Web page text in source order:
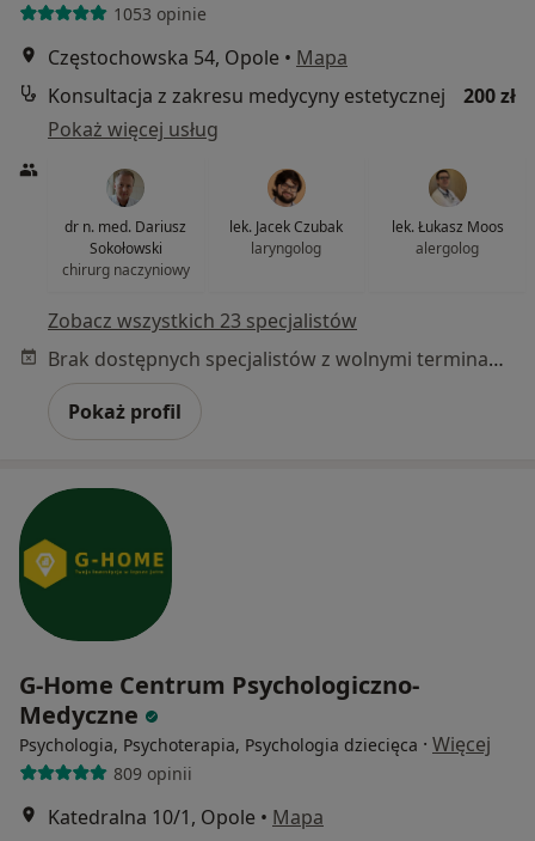
1053 opinie
Częstochowska 54, Opole • Mapa
Konsultacja z zakresu medycyny estetycznej
200 zł
Pokaż więcej usług
dr n. med. Dariusz
Sokołowski
chirurg naczyniowy
lek. Jacek Czubak
laryngolog
lek. Łukasz Moos
alergolog
Zobacz wszystkich 23 specjalistów
Brak dostępnych specjalistów z wolnymi terminami w tym centrum medycznym.
Pokaż profil
G-Home Centrum Psychologiczno-
Medyczne
Psychologia, Psychoterapia, Psychologia dziecięca · Więcej
809 opinii
Katedralna 10/1, Opole • Mapa